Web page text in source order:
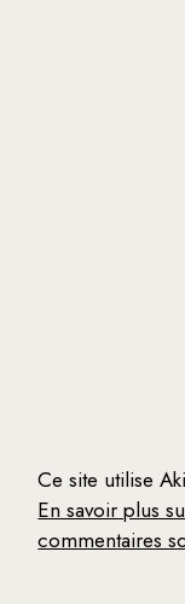
Ce site utilise
En savoir plus
commentaires